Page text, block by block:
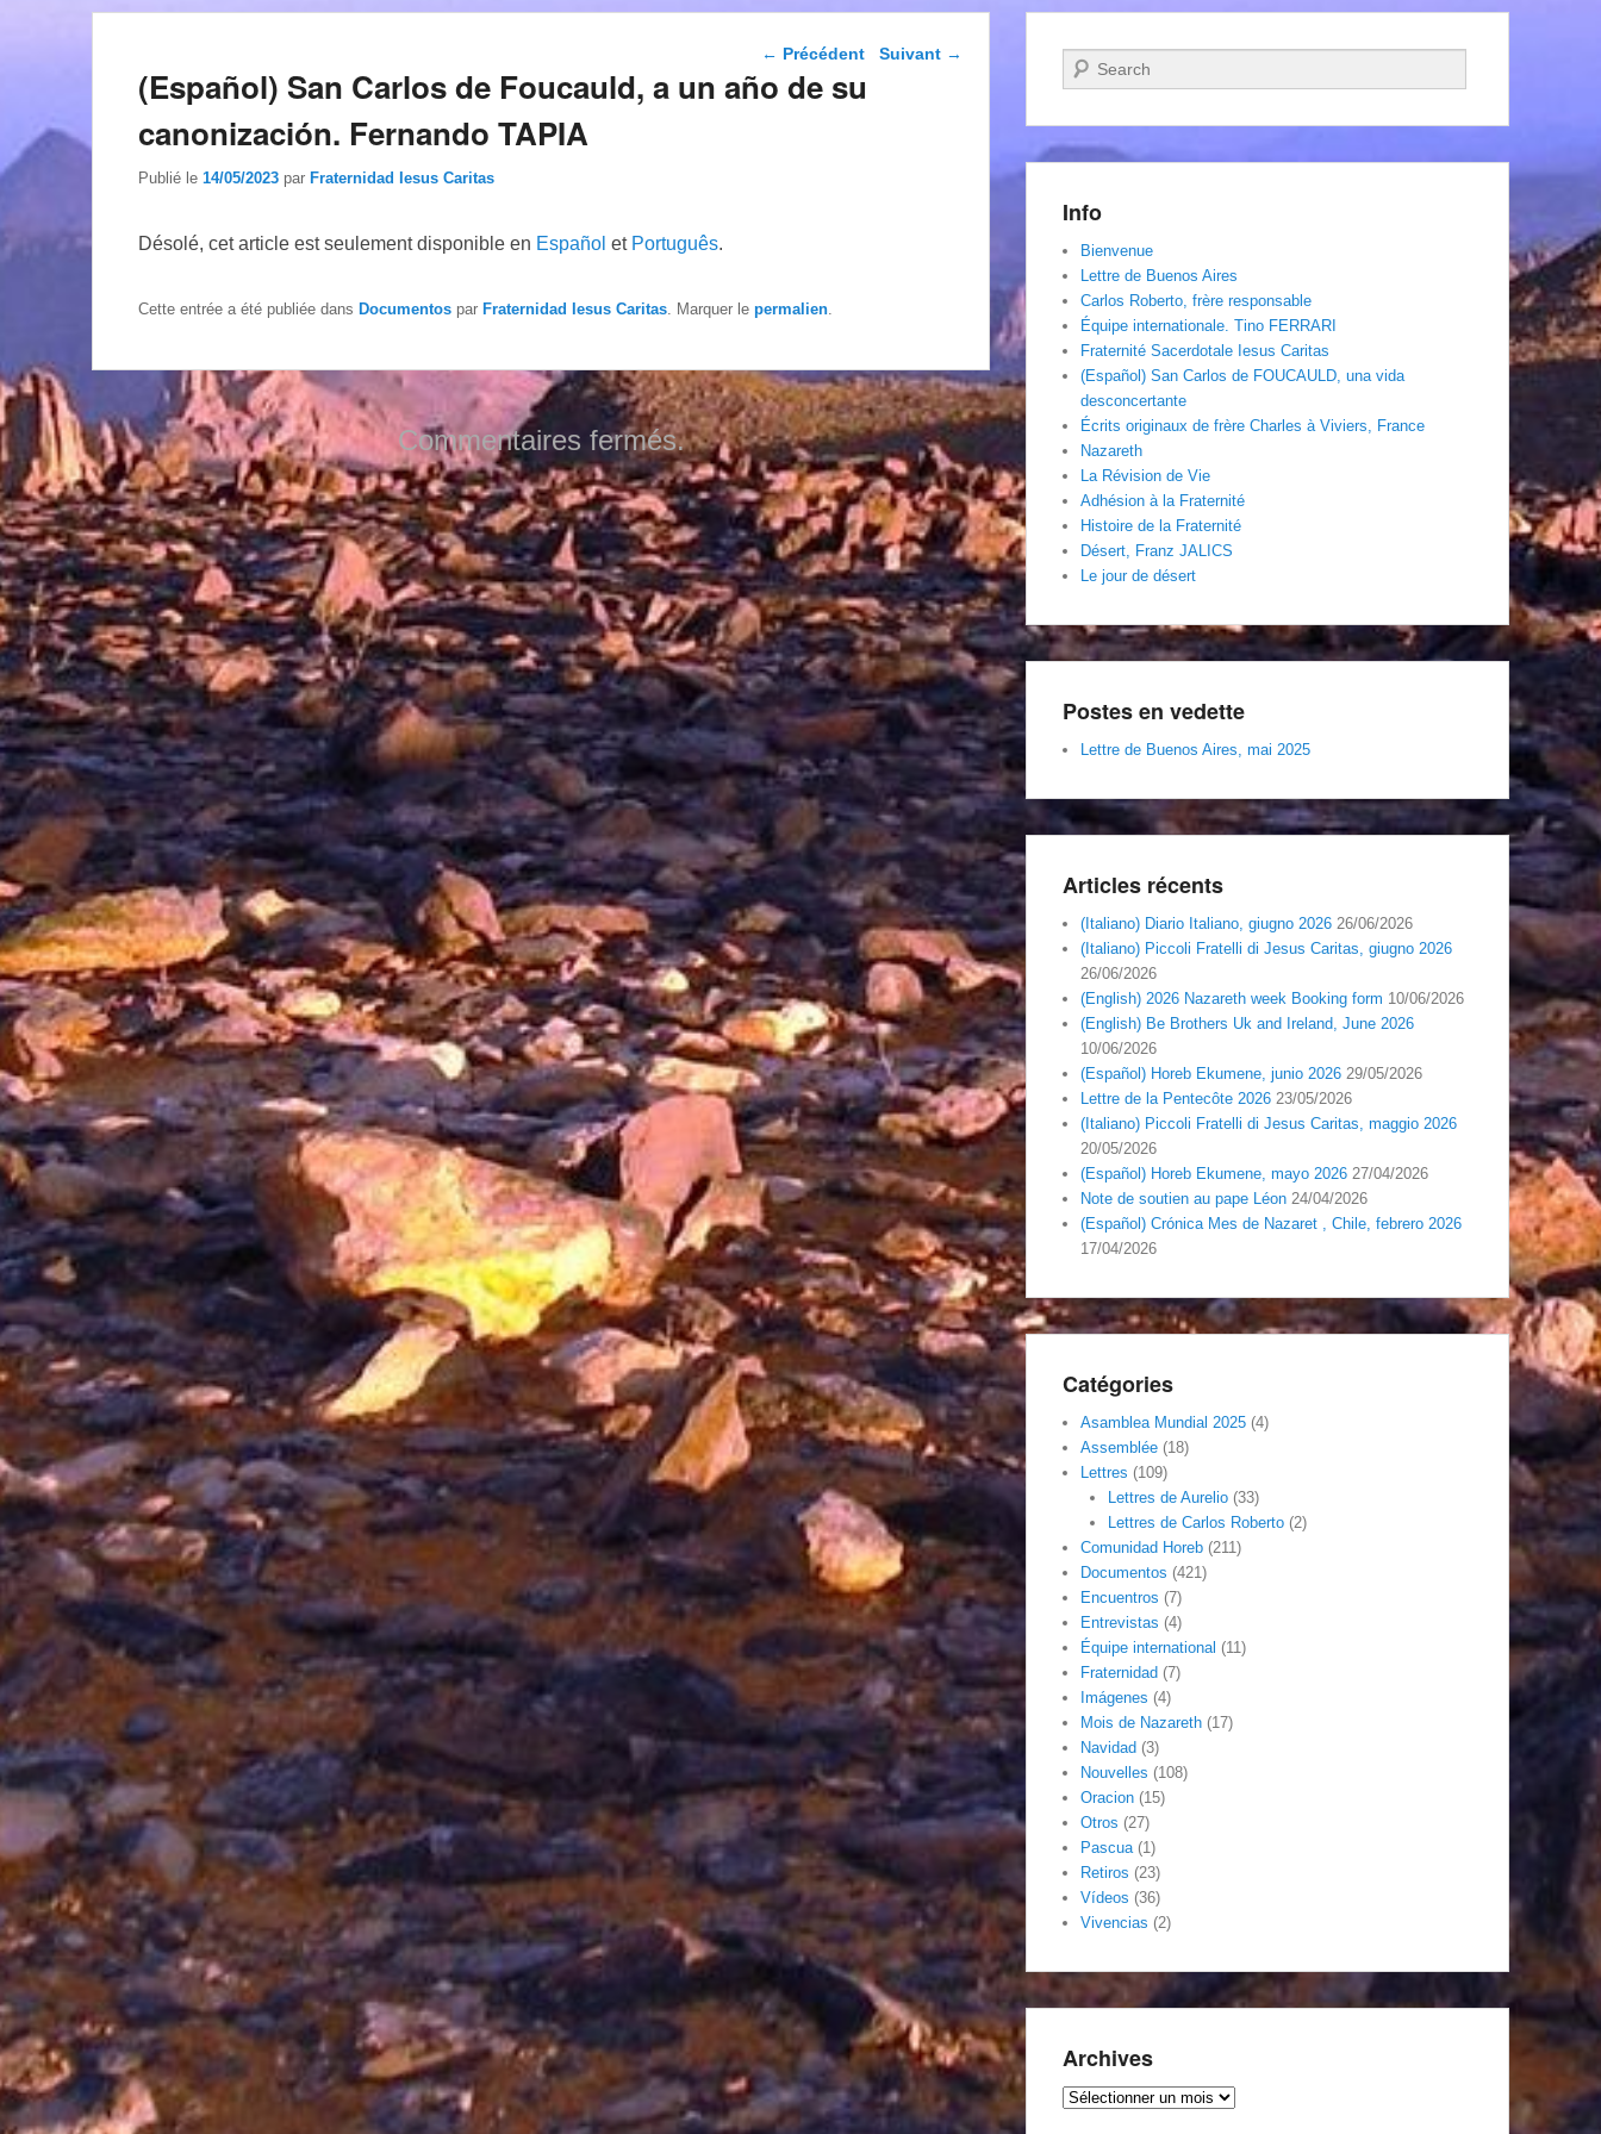
Navigation dans les
← Précédent Suivant →
(Español) San Carlos de Foucauld, a un año de su
canonización. Fernando TAPIA
Publié le 14/05/2023 par Fraternidad Iesus Caritas
Désolé, cet article est seulement disponible en Español et Português.
Cette entrée a été publiée dans Documentos par Fraternidad Iesus Caritas . Marquer le permalien
Commentaires fermés.
Recherche
Info
Bienvenue
Lettre de Buenos Aires
Carlos Roberto, frère responsable
Équipe internationale. Tino FERRARI
Fraternité Sacerdotale Iesus Caritas
(Español) San Carlos de FOUCAULD, una vida
desconcertante
Écrits originaux de frère Charles à Viviers, France
Nazareth
La Révision de Vie
Adhésion à la Fraternité
Histoire de la Fraternité
Désert, Franz JALICS
Le jour de désert
Postes en vedette
Lettre de Buenos Aires, mai 2025
Articles récents
(Italiano) Diario Italiano, giugno 2026 26/06/2026
(Italiano) Piccoli Fratelli di Jesus Caritas, giugno 2026
26/06/2026
(English) 2026 Nazareth week Booking form 10/06/2026
(English) Be Brothers Uk and Ireland, June 2026
10/06/2026
(Español) Horeb Ekumene, junio 2026 29/05/2026
Lettre de la Pentecôte 2026 23/05/2026
(Italiano) Piccoli Fratelli di Jesus Caritas, maggio 2026
20/05/2026
(Español) Horeb Ekumene, mayo 2026 27/04/2026
Note de soutien au pape Léon 24/04/2026
(Español) Crónica Mes de Nazaret , Chile, febrero 2026
17/04/2026
Catégories
Asamblea Mundial 2025 (4)
Assemblée (18)
Lettres (109)
Lettres de Aurelio(33)
Lettres de Carlos Roberto(2)
Comunidad Horeb (211)
Documentos (421)
Encuentros (7)
Entrevistas (4)
Équipe international (11)
Fraternidad (7)
Imágenes (4)
Mois de Nazareth (17)
Navidad (3)
Nouvelles (108)
Oracion (15)
Otros (27)
Pascua(1)
Retiros (23)
Vídeos (36)
Vivencias (2)
Archives
Archives